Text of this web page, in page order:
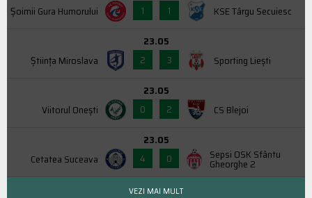
Şoimii Gura Humorului
1
1 KSE Târgu Secuiesc
Știința Miroslava
23.05
2
3 Sporting Liești
Viitorul Onești
23.05
0
2 CS Blejoi
Cetatea Suceava
23.05
4
0 Sepsi OSK Sfântu
Gheorghe 2
VEZI MAI MULT